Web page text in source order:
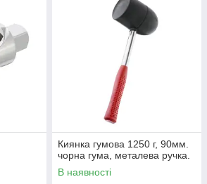
Киянка гумова 1250 г, 90мм.
чорна гума, металева ручка.
В наявності